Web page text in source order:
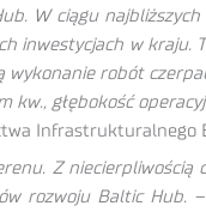
W ciągu
inwestycjach w kraju.
wykonanie robót
głębokość
Infrastrukturalnego
Z niecierpliwością
rozwoju Baltic Hub. –